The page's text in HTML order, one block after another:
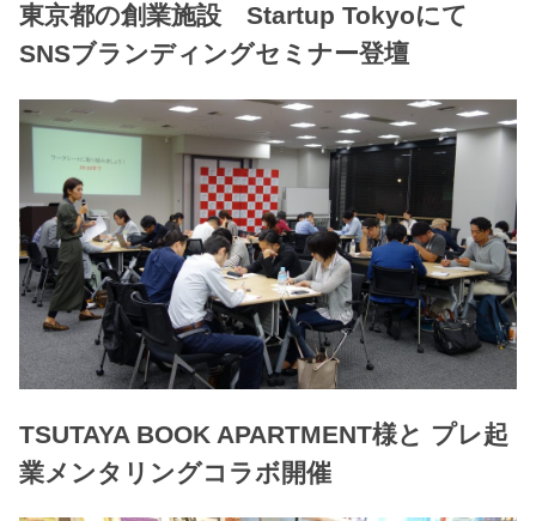
東京都の創業施設 Startup Tokyoにて
SNSブランディングセミナー登壇
TSUTAYA BOOK APARTMENT様と プレ起
業メンタリングコラボ開催